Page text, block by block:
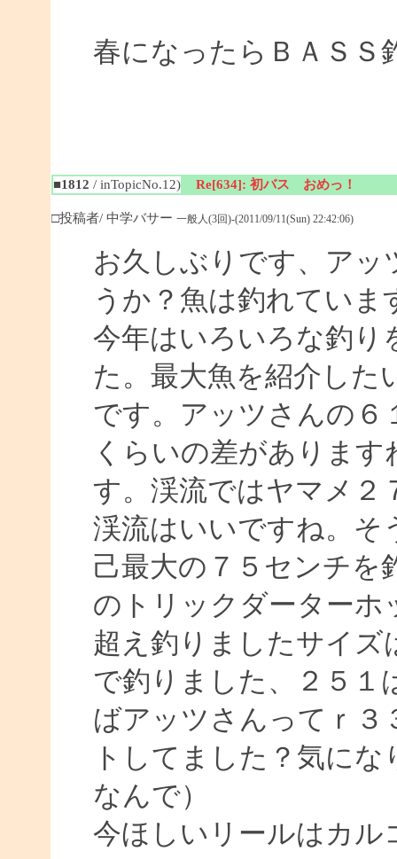
春になったらＢＡＳＳ
■1812 / inTopicNo.12) Re[634]: 初バス おめっ！
□投稿者/ 中学バサー 一般人(3回)-(2011/09/11(Sun) 22:42:06)
お久しぶりです、アッ
うか？魚は釣れていま
今年はいろいろな釣り
た。最大魚を紹介した
です。アッツさんの６
くらいの差がありま
す。渓流ではヤマメ２
渓流はいいですね。そ
己最大の７５センチを
のトリックダーターホ
超え釣りましたサイ
で釣りました、２５１
ばアッツさんってｒ
トしてました？気に
なんで）
今ほしいリールはカル